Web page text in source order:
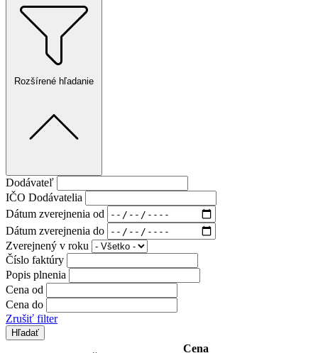
Rozšírené hľadanie
Dodávateľ
IČO Dodávatelia
Dátum zverejnenia od
Dátum zverejnenia do
Zverejnený v roku
Číslo faktúry
Popis plnenia
Cena od
Cena do
Zrušiť filter
Cena